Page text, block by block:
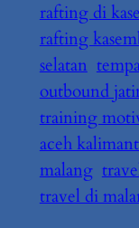
rafting di
rafting
selatan
outbound
training
aceh
malang
travel di